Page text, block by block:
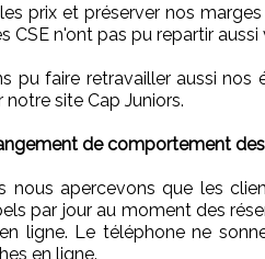
prix et préserver nos
CSE n'ont pas pu repartir aussi
pu faire retravailler aussi nos
site Cap Juniors.
de comportement
nous apercevons que les
par jour au moment des
ligne. Le téléphone ne
en ligne.